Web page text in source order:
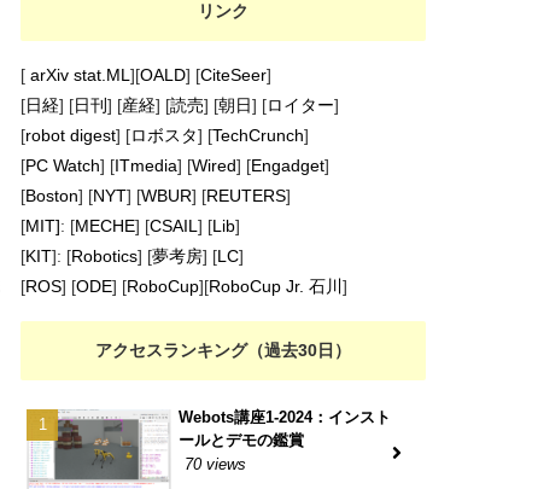
リンク
[ arXiv stat.ML ][OALD] [CiteSeer]
[日経] [日刊 ] [産経] [読売] [朝日] [ロイター]
[robot digest] [ロボスタ] [TechCrunch]
[PC Watch] [ITmedia] [Wired] [Engadget]
[Boston] [NYT] [WBUR] [REUTERS]
[MIT]: [MECHE] [CSAIL ] [Lib]
[KIT]: [Robotics] [夢考房] [LC]
[ROS] [ODE] [RoboCup][RoboCup Jr. 石川 ]
アクセスランキング（過去30日）
Webots講座1-2024：インスト
ールとデモの鑑賞
70 views